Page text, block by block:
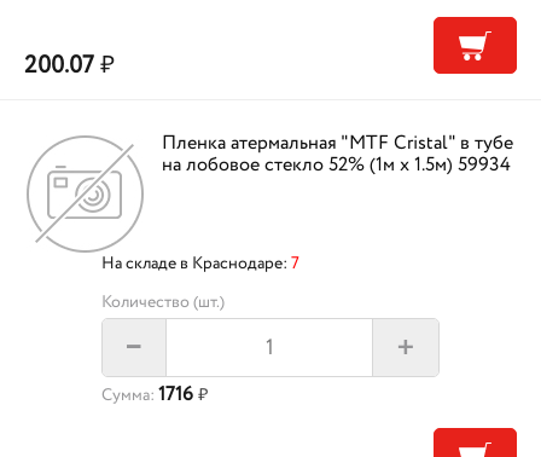
200.07₽
Пленка атермальная "MTF Cristal" в тубе
на лобовое стекло 52% (1м х 1.5м) 59934
На складе в Краснодаре: 7
Количество (шт.)
– +
Сумма: 1716 ₽